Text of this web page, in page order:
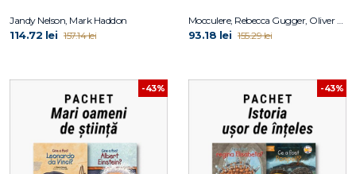
Jandy Nelson, Mark Haddon
114.72 lei 157.14 lei 93.18 lei 155.29 lei
-43% -43%